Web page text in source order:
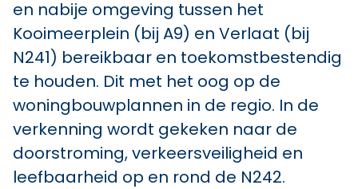
en nabije omgeving tussen het
Kooimeerplein (bij A9) en Verlaat (bij
N241) bereikbaar en toekomstbestendig
te houden. Dit met het oog op de
woningbouwplannen in de regio. In de
verkenning wordt gekeken naar de
doorstroming, verkeersveiligheid en
leefbaarheid op en rond de N242.